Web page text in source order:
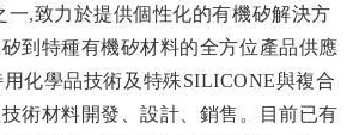
一,致力於提供個性化的有機矽解決方
到特種有機矽材料的全方位產品供應
化學品技術及特殊SILICONE與複合
術材料開發、設計、銷售。目前已有